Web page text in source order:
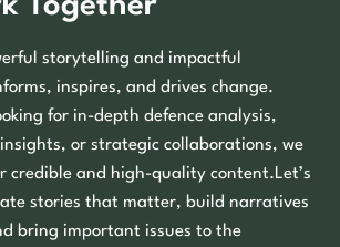
storytelling and impactful
inspires, and drives change.
for in-depth defence analysis,
or strategic collaborations, we
credible and high-quality content.Let’s
stories that matter, build narratives
bring important issues to the